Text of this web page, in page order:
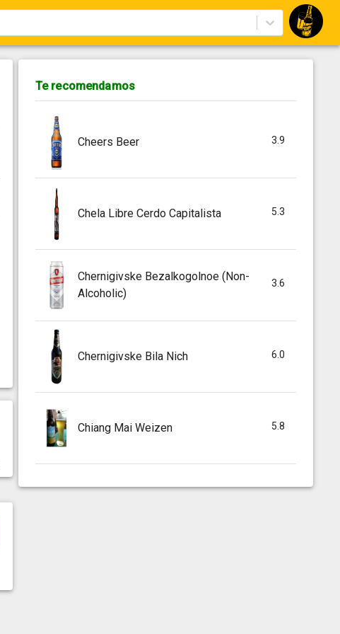
Te recomendamos
Cheers Beer 3.9
Chela Libre Cerdo Capitalista 5.3
Chernigivske Bezalkogolnoe (Non-
Alcoholic)
3.6
Chernigivske Bila Nich 6.0
Chiang Mai Weizen 5.8